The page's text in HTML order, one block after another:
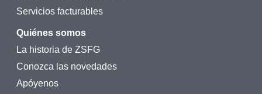
Servicios facturables
Quiénes somos
La historia de ZSFG
Conozca las novedades
Apóyenos